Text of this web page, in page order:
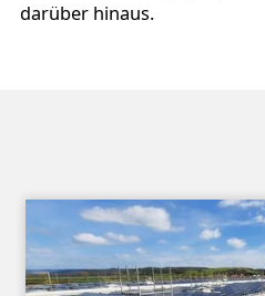
darüber hinaus.